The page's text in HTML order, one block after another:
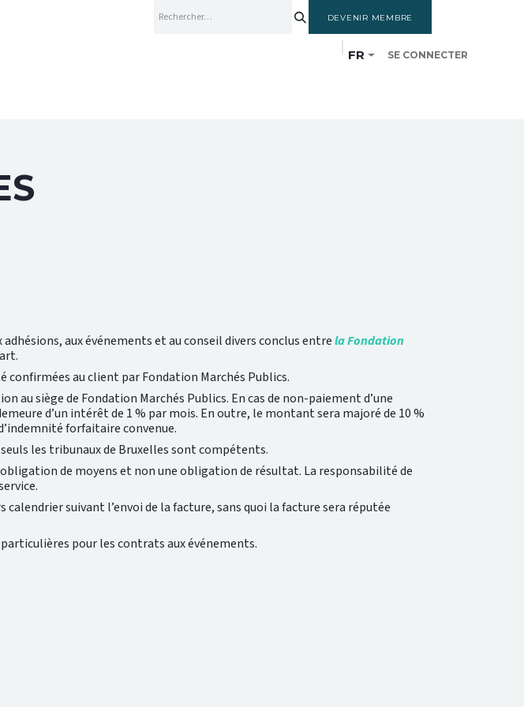
DEVENIR MEMBRE
FR SE CONNECTER
aux événements et au conseil divers conclus entrela Fondation
confirmées au client par Fondation Marchés Publics.
au siège de Fondation Marchés Publics. En cas de non-paiement d’une
d’un intérêt de 1 % par mois. En outre, le montant sera majoré de 10 %
forfaitaire convenue.
les tribunaux de Bruxelles sont compétents.
de moyens et non une obligation de résultat. La responsabilité de
suivant l’envoi de la facture, sans quoi la facture sera réputée
pour les contrats aux événements.